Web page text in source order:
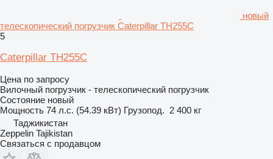
новый
телескопический погрузчик Caterpillar TH255C
5
Caterpillar TH255C
Цена по запросу
Вилочный погрузчик - телескопический погрузчик
Состояние новый
Мощность 74 л.с. (54.39 кВт) Грузопод. 2 400 кг
Таджикистан
Zeppelin Tajikistan
Связаться с продавцом